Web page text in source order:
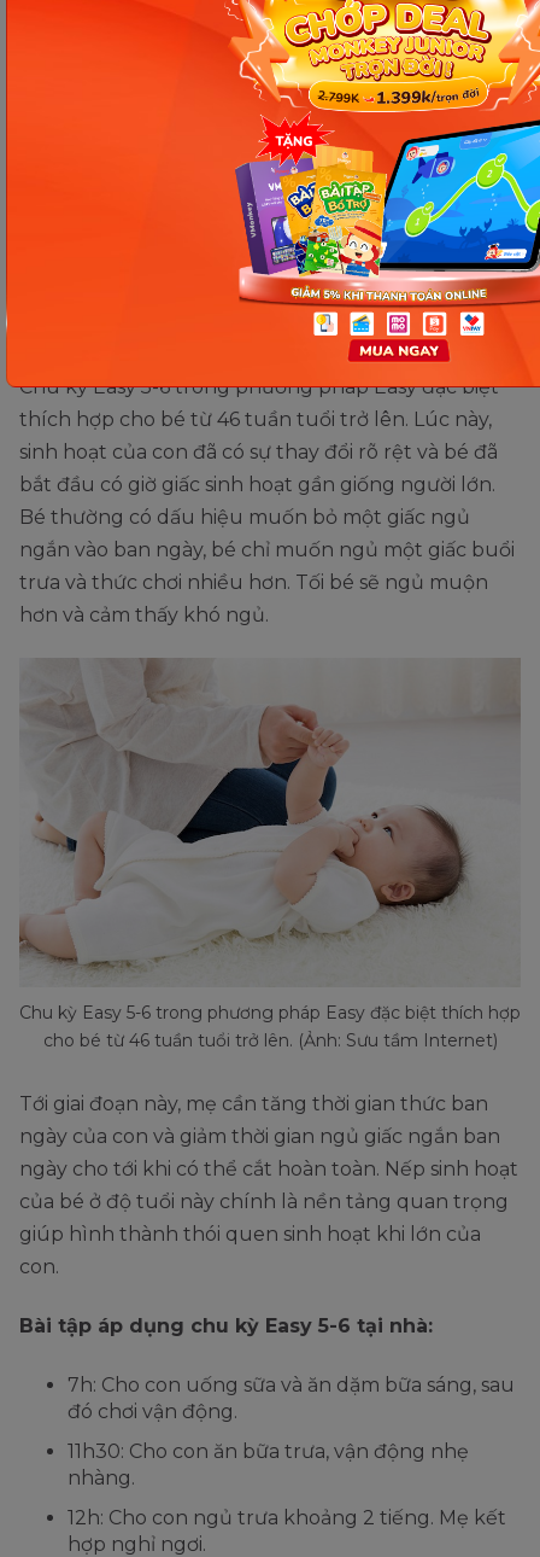
14h: Cho con ngủ giấc trưa khoảng 1.5 – 2
15h30 – 16h: Cho con dậy và ăn bữa chiều.
16h – 20h: Mẹ cho con đi tắm, sau đó cho con
chơi và bú/ăn dặm bữa tối.
20h: Cho con đi ngủ và không ăn bữa đêm.
Chu kỳ Easy 5-6 (trẻ từ khoảng
Chu kỳ Easy 5-6 trong phương pháp Easy đặc biệt
thích hợp cho bé từ 46 tuần tuổi trở lên. Lúc này,
sinh hoạt của con đã có sự thay đổi rõ rệt và bé đã
bắt đầu có giờ giấc sinh hoạt gần giống người lớn.
Bé thường có dấu hiệu muốn bỏ một giấc ngủ
ngắn vào ban ngày, bé chỉ muốn ngủ một giấc buổi
trưa và thức chơi nhiều hơn. Tối bé sẽ ngủ muộn
hơn và cảm thấy khó ngủ.
Chu kỳ Easy 5-6 trong phương pháp Easy đặc biệt thích hợp
cho bé từ 46 tuần tuổi trở lên. (Ảnh: Sưu tầm Internet)
Tới giai đoạn này, mẹ cần tăng thời gian thức ban
ngày của con và giảm thời gian ngủ giấc ngắn ban
ngày cho tới khi có thể cắt hoàn toàn. Nếp sinh hoạt
của bé ở độ tuổi này chính là nền tảng quan trọng
giúp hình thành thói quen sinh hoạt khi lớn của
con.
Bài tập áp dụng chu kỳ Easy 5-6 tại nhà:
7h: Cho con uống sữa và ăn dặm bữa sáng, sau
đó chơi vận động.
11h30: Cho con ăn bữa trưa, vận động nhẹ
nhàng.
12h: Cho con ngủ trưa khoảng 2 tiếng. Mẹ kết
hợp nghỉ ngơi.